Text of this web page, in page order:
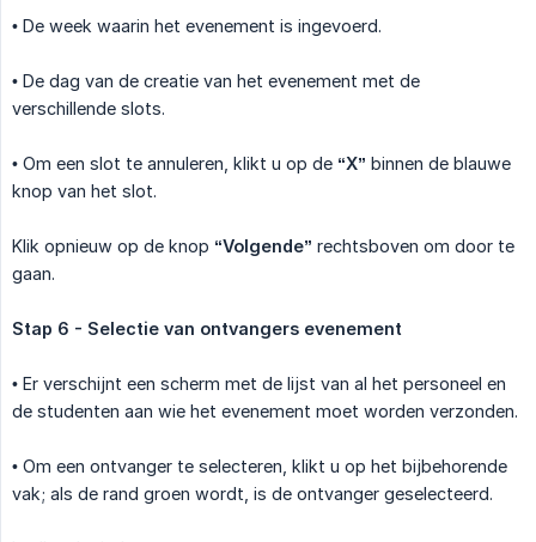
• De week waarin het evenement is ingevoerd.
• De dag van de creatie van het evenement met de
verschillende slots.
• Om een slot te annuleren, klikt u op de “X” binnen de blauwe
knop van het slot.
Klik opnieuw op de knop “Volgende” rechtsboven om door te
gaan.
Stap 6 - Selectie van ontvangers evenement
• Er verschijnt een scherm met de lijst van al het personeel en
de studenten aan wie het evenement moet worden verzonden.
• Om een ontvanger te selecteren, klikt u op het bijbehorende
vak; als de rand groen wordt, is de ontvanger geselecteerd.